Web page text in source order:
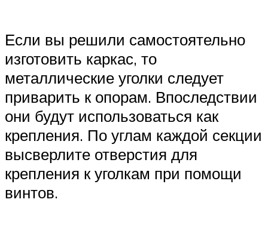
Если вы решили самостоятельно
изготовить каркас, то
металлические уголки следует
приварить к опорам. Впоследствии
они будут использоваться как
крепления. По углам каждой секции
высверлите отверстия для
крепления к уголкам при помощи
винтов.